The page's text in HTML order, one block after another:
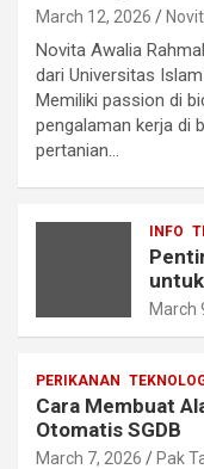
March 12, 2026
Novita Awalia
dari Universitas
Memiliki passion di
pengalaman kerja di
pertanian…
INFO
March
PERIKANAN
Cara Membuat
Otomatis SGDB
March 7, 2026 Pak